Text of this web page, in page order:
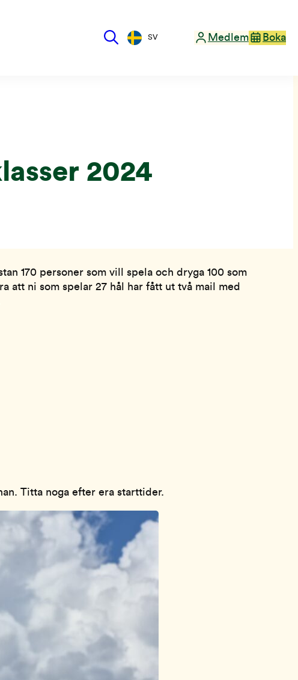
SV Medlem Boka
2024
170 personer som vill spela och dryga 100 som
att ni som spelar 27 hål har fått ut två mail med
Titta noga efter era starttider.